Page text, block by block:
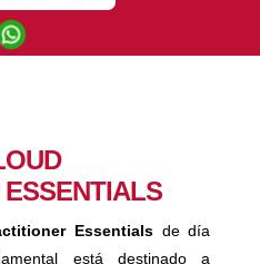
Essentialsde día
está destinado a